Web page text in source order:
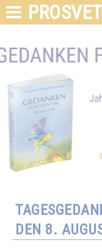
DEN 8.